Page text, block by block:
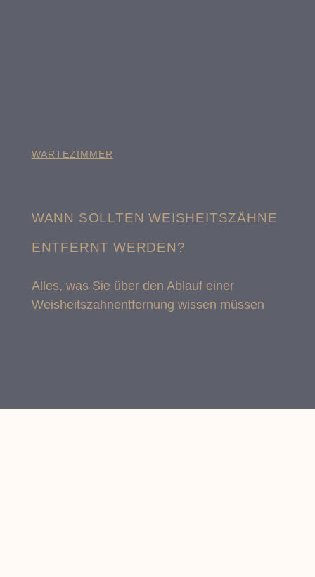
WARTEZIMMER
WANN SOLLTEN WEISHEITSZÄHNE
ENTFERNT WERDEN?
Alles, was Sie über den Ablauf einer
Weisheitszahnentfernung wissen müssen